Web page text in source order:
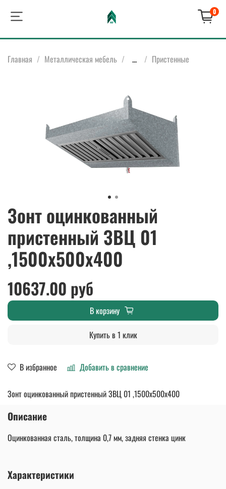
0
Главная Металлическая мебель ... Пристенные
Зонт оцинкованный
пристенный ЗВЦ 01
,1500х500х400
В избранное Добавить в сравнение
10637.00 руб
В корзину
Купить в 1 клик
Зонт оцинкованный пристенный ЗВЦ 01 ,1500х500х400
Описание
Оцинкованная сталь, толщина 0,7 мм, задняя стенка цинк
Характеристики